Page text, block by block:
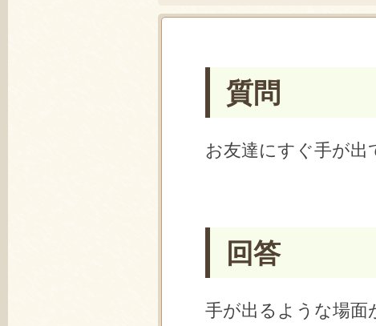
質問
お友達にすぐ手が出
回答
手が出るような場面